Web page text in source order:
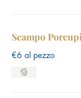
Scampo
€6 al pezzo